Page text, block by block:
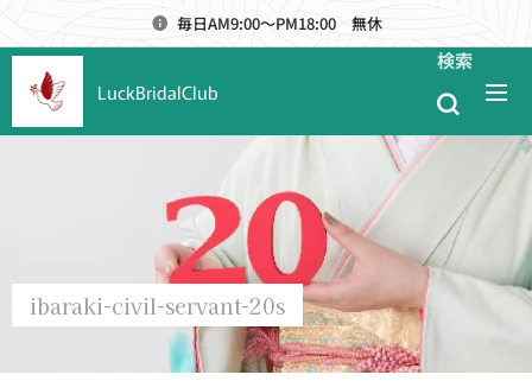
毎日AM9:00～PM18:00 無休
LuckBridalClub
検索
ibaraki-civil-servant-20s